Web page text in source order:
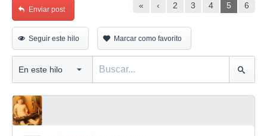
« ‹ 2 3 4 5 6
Enviar post
Seguir este hilo Marcar como favorito